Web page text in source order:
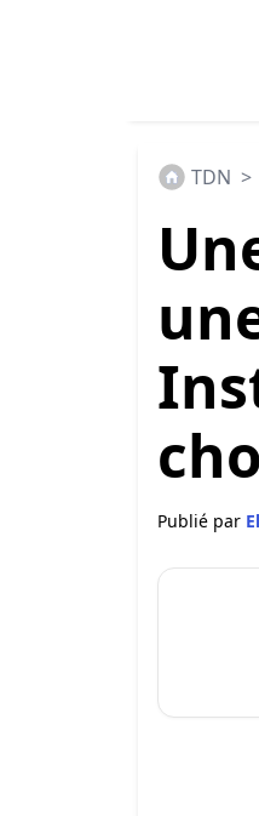
TDN >
Publié par